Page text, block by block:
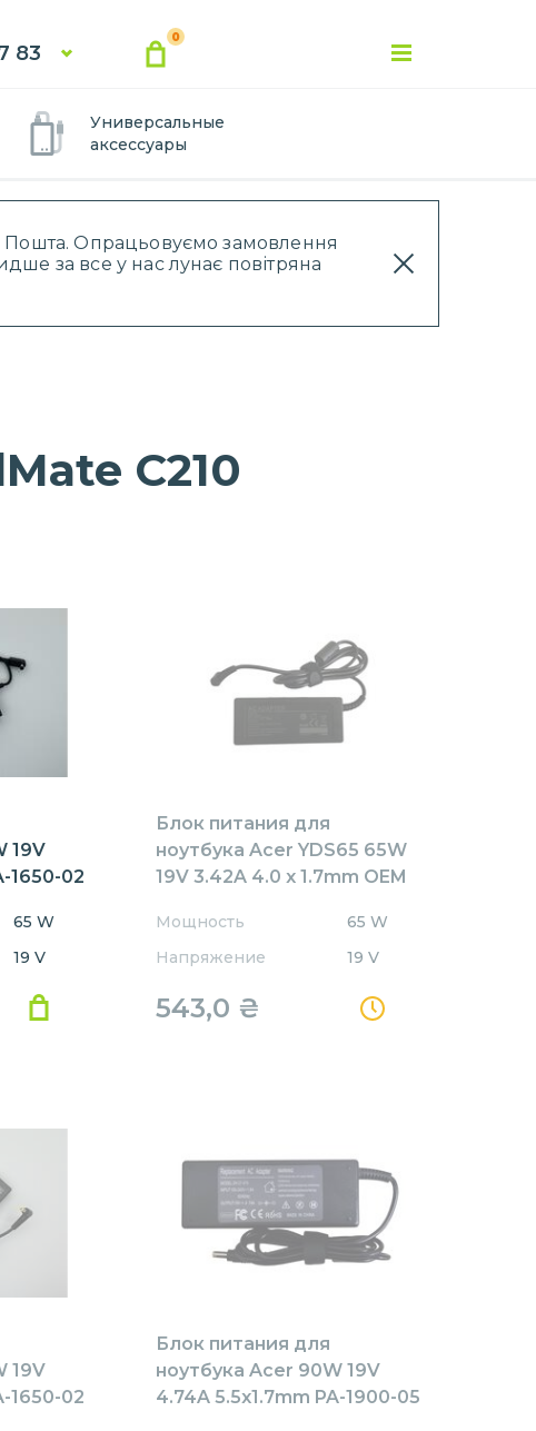
Пошта. Опрацьовуємо замовлення
за все у нас лунає повітряна
83
0
Универсальные
аксессуары
C210
19V
1650-02
65 W
19 V
Блок питания для
ноутбука Acer YDS65 65W
19V 3.42A 4.0 x 1.7mm OEM
Мощность
65 W
Напряжение
19 V
543,0 ₴
19V
1650-02
Блок питания для
ноутбука Acer 90W 19V
4.74A 5.5x1.7mm PA-1900-05